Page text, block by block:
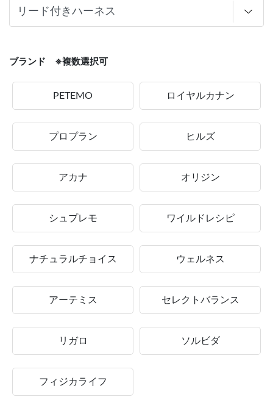
ブランド ※複数選択可
PETEMO ロイヤルカナン
プロプラン ヒルズ
アカナ オリジン
シュプレモ ワイルドレシピ
ナチュラルチョイス ウェルネス
アーテミス セレクトバランス
リガロ ソルビダ
フィジカライフ